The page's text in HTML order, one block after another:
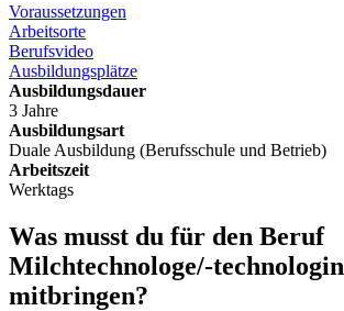
Voraussetzungen
Arbeitsorte
Berufsvideo
Ausbildungsplätze
Ausbildungsdauer
3 Jahre
Ausbildungsart
Duale Ausbildung (Berufsschule und Betrieb)
Arbeitszeit
Werktags
Was musst du für den Beruf
Milchtechnologe/-technologin
mitbringen?